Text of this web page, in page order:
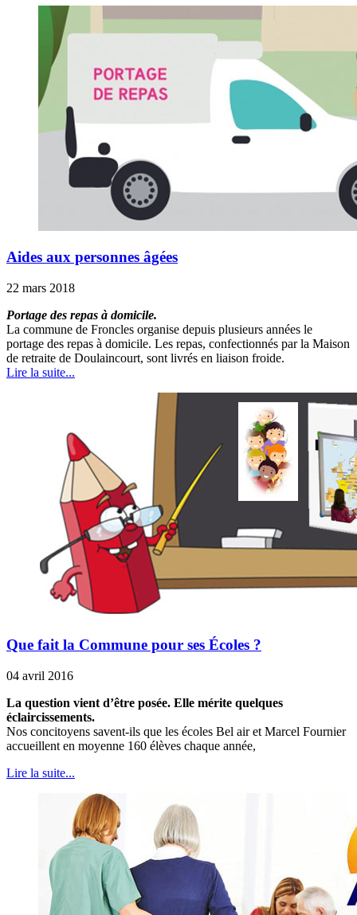
Aides aux personnes âgées
22 mars 2018
Portage des repas à domicile.
La commune de Froncles organise depuis plusieurs années le
portage des repas à domicile. Les repas, confectionnés par la Maison
de retraite de Doulaincourt, sont livrés en liaison froide.
Lire la suite...
Que fait la Commune pour ses Écoles ?
04 avril 2016
La question vient d’être posée. Elle mérite quelques
éclaircissements.
Nos concitoyens savent-ils que les écoles Bel air et Marcel Fournier
accueillent en moyenne 160 élèves chaque année,
Lire la suite...